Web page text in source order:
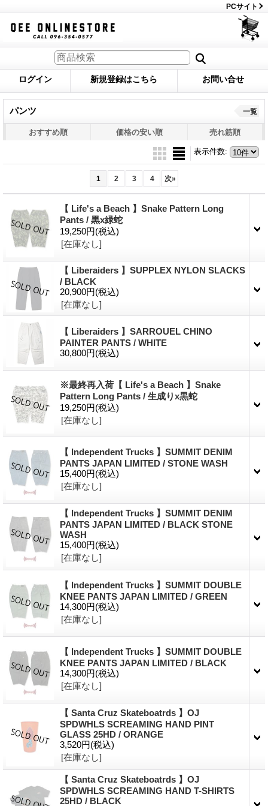
PCサイト
ログイン 新規登録はこちら お問い合せ
パンツ 一覧
おすすめ順 価格の安い順 売れ筋順
表示件数:
1 2 3 4 次»
【 Life's a Beach 】Snake Pattern Long
Pants / 黒x緑蛇
19,250円(税込)
[在庫なし]
【 Liberaiders 】SUPPLEX NYLON SLACKS
/ BLACK
20,900円(税込)
[在庫なし]
【 Liberaiders 】SARROUEL CHINO
PAINTER PANTS / WHITE
30,800円(税込)
※最終再入荷【 Life's a Beach 】Snake
Pattern Long Pants / 生成りx黒蛇
19,250円(税込)
[在庫なし]
【 Independent Trucks 】SUMMIT DENIM
PANTS JAPAN LIMITED / STONE WASH
15,400円(税込)
[在庫なし]
【 Independent Trucks 】SUMMIT DENIM
PANTS JAPAN LIMITED / BLACK STONE
WASH
15,400円(税込)
[在庫なし]
【 Independent Trucks 】SUMMIT DOUBLE
KNEE PANTS JAPAN LIMITED / GREEN
14,300円(税込)
[在庫なし]
【 Independent Trucks 】SUMMIT DOUBLE
KNEE PANTS JAPAN LIMITED / BLACK
14,300円(税込)
[在庫なし]
【 Santa Cruz Skateboatrds 】OJ
SPDWHLS SCREAMING HAND PINT
GLASS 25HD / ORANGE
3,520円(税込)
[在庫なし]
【 Santa Cruz Skateboatrds 】OJ
SPDWHLS SCREAMING HAND T-SHIRTS
25HD / BLACK